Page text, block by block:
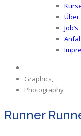
Über
Job’s
Graphics,
Photography
Runner